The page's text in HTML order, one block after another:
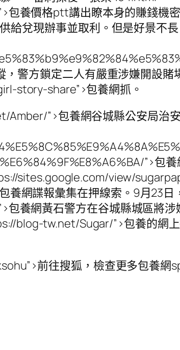
養價格ptt講出瞭本身的賺錢機
給兌現辦事並取利。但是好景不
警方鎖定二人有嚴重涉嫌開設
story-share”>包養網抓。
”>包養網谷城縣公安局治
”>包
sites.google.com/view/
網諜報彙集在押線索。9月23日
養網黃石警方在谷城縣城區將涉
blog-tw.net/Sugar/”>包養的網上
前往搜狐，檢查更多包養網